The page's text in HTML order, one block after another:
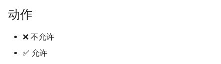
动作
❌ 不允许
✅ 允许